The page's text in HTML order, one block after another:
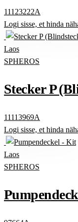
11123222A
Logi sisse, et hinda
Laos
SPHEROS
Stecker P
11113969A
Logi sisse, et hinda
Laos
SPHEROS